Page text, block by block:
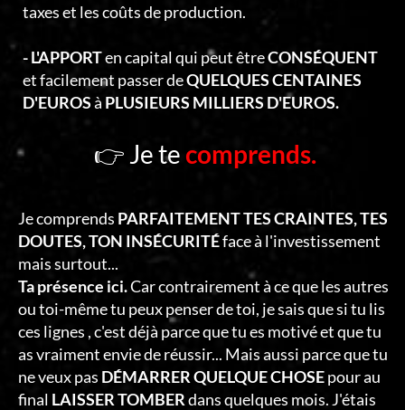
taxes et les coûts de production.
- L'APPORTen capital qui peut êtreCONSÉQUENT
et facilement passer deQUELQUES CENTAINES
D'EUROSà PLUSIEURS MILLIERS D'EUROS.
👉 Je tecomprends.
Je comprends PARFAITEMENT TES CRAINTES, TES
DOUTES, TON INSÉCURITÉface à l'investissement
mais surtout...
Ta présence ici.Car contrairement à ce que les autres
ou toi-même tu peux penser de toi, je sais que si tu lis
ces lignes , c'est déjà parce que tu es motivé et que tu
as vraiment envie de réussir... Mais aussi parce que tu
ne veux pas DÉMARRER QUELQUE CHOSEpour au
final LAISSER TOMBERdans quelques mois. J'étais